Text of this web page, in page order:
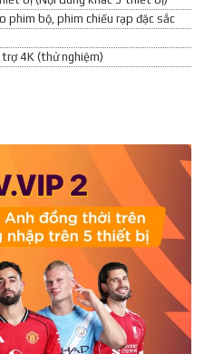
phim bộ, phim chiếu rạp đặc sắc
4K (thử nghiệm)